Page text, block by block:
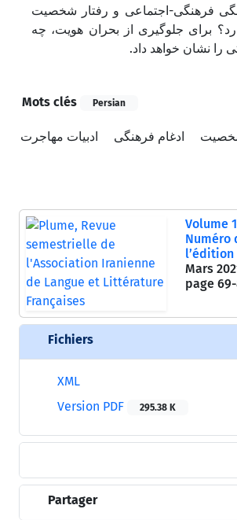
فرهنگی-اجتماعی و رفتار شخصیت
برای جلوگیری از بحران هویت، چه
را نشان خواهد داد.
Mots clés Persian
ادغام فرهنگی
ادبیات مهاجرت
Volume
Numéro
l’édition
Mars
page
Fichiers
XML
Version PDF
295.38 K
Partager